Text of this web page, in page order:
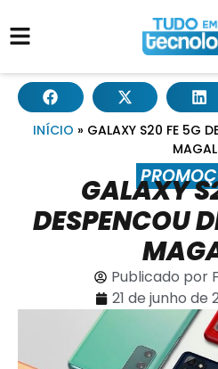
INÍCIO » GALAXY S20 FE 5G
GALAXY
DESPENCOU
Publicado por
21 de junho de